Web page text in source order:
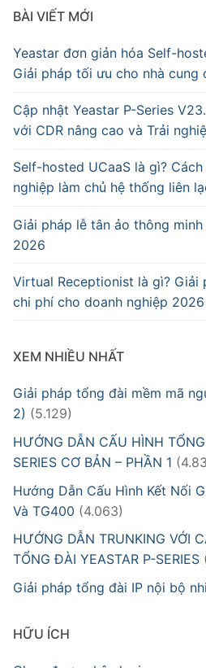
BÀI VIẾT MỚI
Yeastar đơn giản hóa Self-
Giải pháp tối ưu cho nhà cung
Cập nhật Yeastar P-Series
với CDR nâng cao và Trải
Self-hosted UCaaS là gì?
nghiệp làm chủ hệ thống liên
Giải pháp lễ tân ảo thông
2026
Virtual Receptionist là gì? Giải
chi phí cho doanh nghiệp 2026
XEM NHIỀU NHẤT
Giải pháp tổng đài mềm mã
2) (5.129)
HƯỚNG DẪN CẤU HÌNH
SERIES CƠ BẢN – PHẦN 1
Hướng Dẫn Cấu Hình Kết Nối
Và TG400 (4.063)
HƯỚNG DẪN TRUNKING VỚI
TỔNG ĐÀI YEASTAR P-SERIES
Giải pháp tổng đài IP nội bộ
HỮU ÍCH